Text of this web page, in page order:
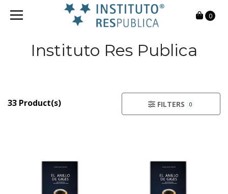
0
Instituto Res Publica
33 Product(s) FILTERS 0